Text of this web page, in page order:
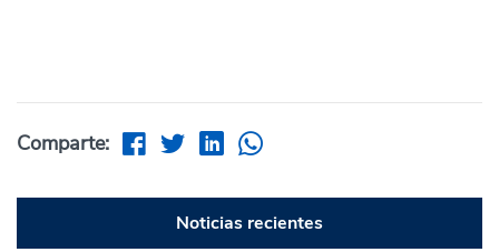
Comparte:
Noticias recientes